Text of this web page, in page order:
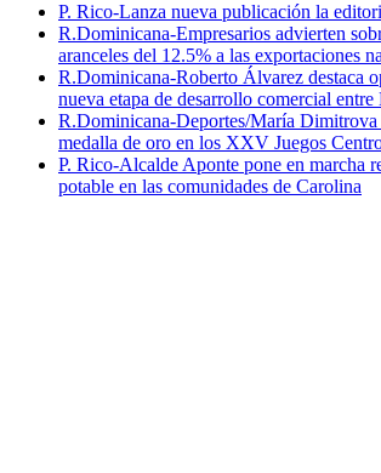
P. Rico-Lanza nueva publicación la
R.Dominicana-Empresarios advierten
aranceles del 12.5% a las exportaciones
R.Dominicana-Roberto Álvarez destaca
nueva etapa de desarrollo comercial
R.Dominicana-Deportes/María Dimitrova
medalla de oro en los XXV Juegos
P. Rico-Alcalde Aponte pone en marcha
potable en las comunidades de Carolina